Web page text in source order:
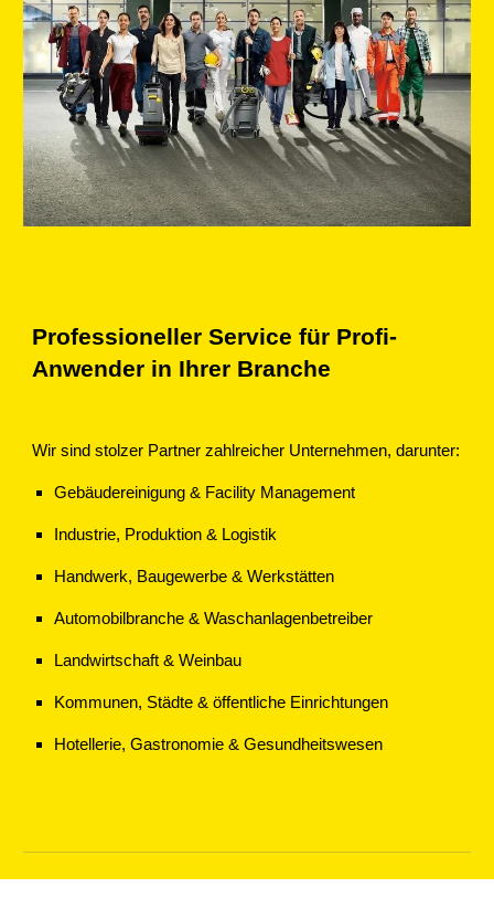
Professioneller Service für Profi-
Anwender in Ihrer Branche
Wir sind stolzer Partner zahlreicher Unternehmen, darunter:
Gebäudereinigung & Facility Management
Industrie, Produktion & Logistik
Handwerk, Baugewerbe & Werkstätten
Automobilbranche & Waschanlagenbetreiber
Landwirtschaft & Weinbau
Kommunen, Städte & öffentliche Einrichtungen
Hotellerie, Gastronomie & Gesundheitswesen